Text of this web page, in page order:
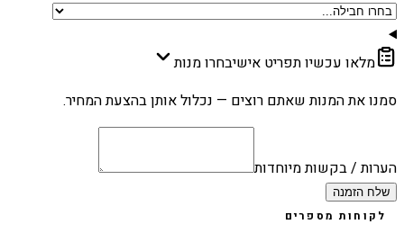
מלאו עכשיו תפריט אישיבחרו מנות
סמנו את המנות שאתם רוצים — נכלול אותן בהצעת המחיר.
הערות / בקשות מיוחדות
שלח הזמנה
לקוחות מספרים